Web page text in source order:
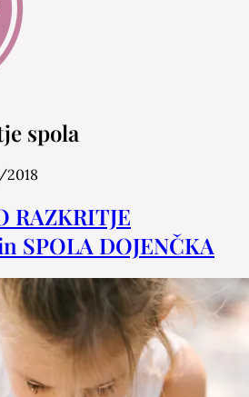
starše in bodoče starše
spola
2018
RAZKRITJE
SPOLA DOJENČKA